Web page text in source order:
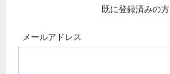
既に登録済みの方
メールアドレス